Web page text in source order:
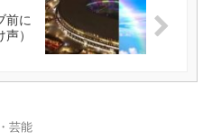
前に
）
芸能